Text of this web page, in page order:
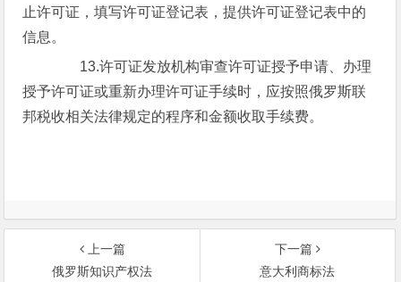
止许可证，填写许可证登记表，提供许可证登记表中的
信息。
13.许可证发放机构审查许可证授予申请、办理
授予许可证或重新办理许可证手续时，应按照俄罗斯联
邦税收相关法律规定的程序和金额收取手续费。
上一篇
俄罗斯知识产权法
下一篇
意大利商标法